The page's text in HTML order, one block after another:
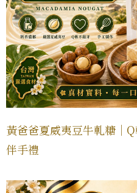
黃爸爸夏威夷豆牛軋糖｜
伴手禮